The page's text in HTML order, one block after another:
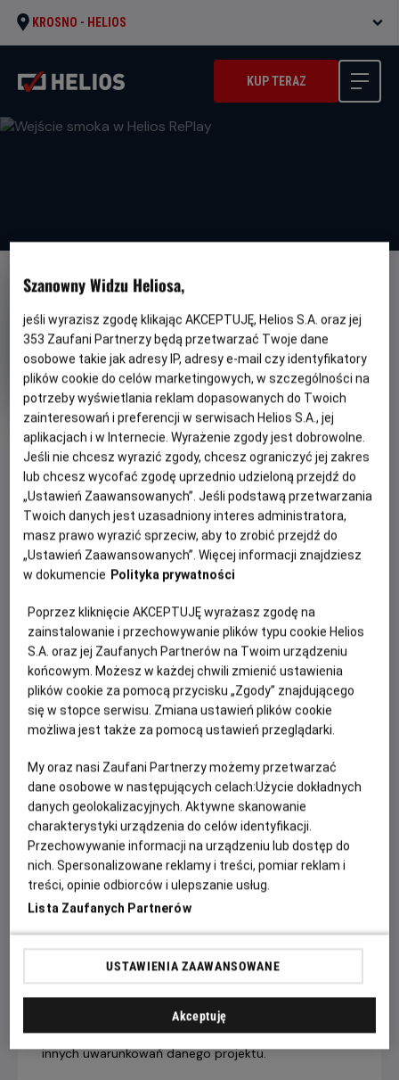
KROSNO - HELIOS
KUP TERAZ
OBSERWUJ
Wejście smoka w Helios RePlay
Oryginalny
tytuł
Enter the Dragon Gatunek
Akcja
Minimalny
wiek
Od 13 lat
Czas
trwania
112 min
REŻYSERIA
Robert Clouse
SCENARIUSZ
Bruce Lee, Michael Allin
OBSADA
Bruce Lee, John Saxon, Jim Kelly, Ahna Capri
WIĘCEJ SZCZEGÓŁÓW
OPIS WYDARZENIA
Nakłoniony do współpracy z rządem mistrz kung-fu (Lee)
uczestniczy w śmiertelnie niebezpiecznym turnieju,
nocami zaś infiltruje przestępczą organizację zajmującą
się handlem narkotykami, której przewodzi bezlitosny Han.
Zaskakujące zwroty akcji, wspaniałe zdjęcia i efektowne
sceny walki, do których choreografię układał sam Bruce
Lee, sprawiły, że Wejście smoka przeszło do historii kina.
CENNIK
14 dni + 8-13 dni
do seansu
4-7 dni
Helios RePlay
22,90 ZŁ
Dopłata internetowa 1,50 zł/1 bilet
Helios zastrzega sobie prawo do zastosowania
innego cennika niż opublikowany na stronie
internetowej, w zależności od specyfiki, zakresu lub
innych uwarunkowań danego projektu.
Szanowny Widzu Heliosa,
jeśli wyrazisz zgodę klikając AKCEPTUJĘ, Helios S.A. oraz jej
353 Zaufani Partnerzy będą przetwarzać Twoje dane
osobowe takie jak adresy IP, adresy e-mail czy identyfikatory
plików cookie do celów marketingowych, w szczególności na
potrzeby wyświetlania reklam dopasowanych do Twoich
zainteresowań i preferencji w serwisach Helios S.A., jej
aplikacjach i w Internecie. Wyrażenie zgody jest dobrowolne.
Jeśli nie chcesz wyrazić zgody, chcesz ograniczyć jej zakres
lub chcesz wycofać zgodę uprzednio udzieloną przejdź do
„Ustawień Zaawansowanych”. Jeśli podstawą przetwarzania
Twoich danych jest uzasadniony interes administratora,
masz prawo wyrazić sprzeciw, aby to zrobić przejdź do
„Ustawień Zaawansowanych”. Więcej informacji znajdziesz
w dokumencie Polityka prywatności
Poprzez kliknięcie AKCEPTUJĘ wyrażasz zgodę na
zainstalowanie i przechowywanie plików typu cookie Helios
S.A. oraz jej Zaufanych Partnerów na Twoim urządzeniu
końcowym. Możesz w każdej chwili zmienić ustawienia
plików cookie za pomocą przycisku „Zgody” znajdującego
się w stopce serwisu. Zmiana ustawień plików cookie
możliwa jest także za pomocą ustawień przeglądarki.
My oraz nasi Zaufani Partnerzy możemy przetwarzać
dane osobowe w następujących celach:Użycie dokładnych
danych geolokalizacyjnych. Aktywne skanowanie
charakterystyki urządzenia do celów identyfikacji.
Przechowywanie informacji na urządzeniu lub dostęp do
nich. Spersonalizowane reklamy i treści, pomiar reklam i
treści, opinie odbiorców i ulepszanie usług.
Lista Zaufanych Partnerów
USTAWIENIA ZAAWANSOWANE
Akceptuję